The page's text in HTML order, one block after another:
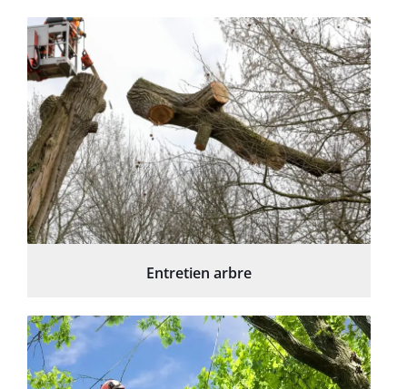
Entretien arbre